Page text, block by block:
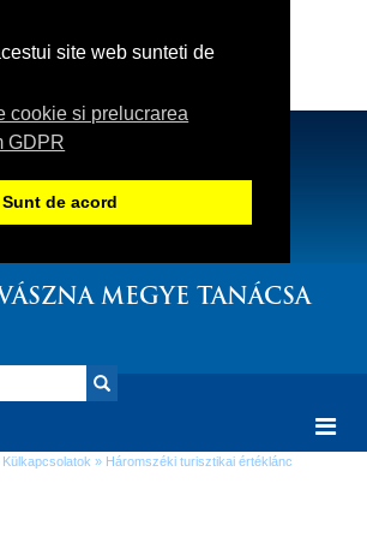
site web sunteti de
cookie si prelucrarea
GDPR
Sunt de acord
MEGYE TANÁCSA
Külkapcsolatok » Háromszéki turisztikai értéklánc